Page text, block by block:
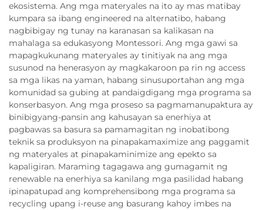
ekosistema. Ang mga materyales na ito ay mas matibay
kumpara sa ibang engineered na alternatibo, habang
nagbibigay ng tunay na karanasan sa kalikasan na
mahalaga sa edukasyong Montessori. Ang mga gawi sa
mapagkukunang materyales ay tinitiyak na ang mga
susunod na henerasyon ay magkakaroon pa rin ng access
sa mga likas na yaman, habang sinusuportahan ang mga
komunidad sa gubing at pandaigdigang mga programa sa
konserbasyon. Ang mga proseso sa pagmamanupaktura ay
binibigyang-pansin ang kahusayan sa enerhiya at
pagbawas sa basura sa pamamagitan ng inobatibong
teknik sa produksyon na pinapakamaximize ang paggamit
ng materyales at pinapakaminimize ang epekto sa
kapaligiran. Maraming tagagawa ang gumagamit ng
renewable na enerhiya sa kanilang mga pasilidad habang
ipinapatupad ang komprehensibong mga programa sa
recycling upang i-reuse ang basurang kahoy imbes na